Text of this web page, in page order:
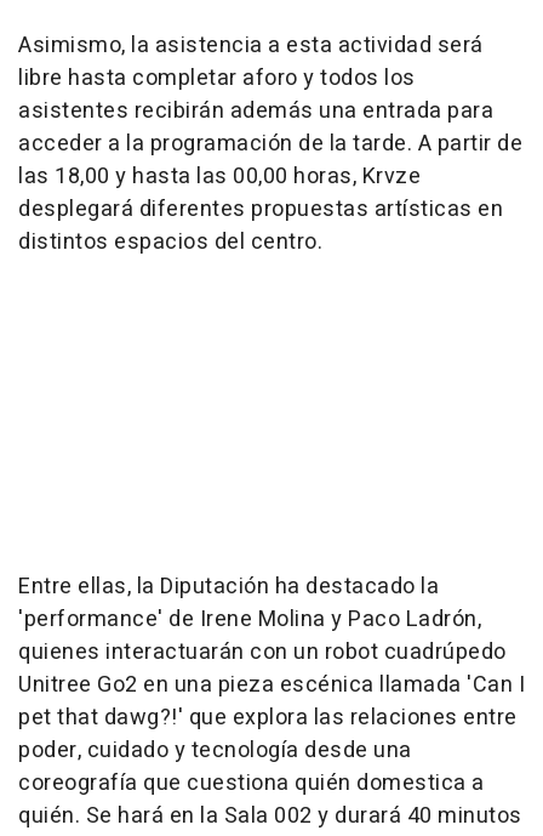
Asimismo, la asistencia a esta actividad será
libre hasta completar aforo y todos los
asistentes recibirán además una entrada para
acceder a la programación de la tarde. A partir de
las 18,00 y hasta las 00,00 horas, Krvze
desplegará diferentes propuestas artísticas en
distintos espacios del centro.
Entre ellas, la Diputación ha destacado la
'performance' de Irene Molina y Paco Ladrón,
quienes interactuarán con un robot cuadrúpedo
Unitree Go2 en una pieza escénica llamada 'Can I
pet that dawg?!' que explora las relaciones entre
poder, cuidado y tecnología desde una
coreografía que cuestiona quién domestica a
quién. Se hará en la Sala 002 y durará 40 minutos